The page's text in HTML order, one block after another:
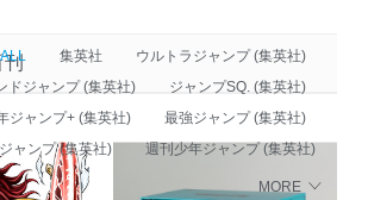
刊
ALL 集英社
ウルトラジャンプ (集英社)
ドジャンプ (集英社)
ジャンプSQ. (集英社)
ジャンプ+ (集英社)
最強ジャンプ (集英社)
ャンプ (集英社)
週刊少年ジャンプ (集英社)
MORE